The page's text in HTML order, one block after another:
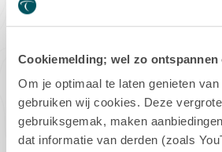
Cookiemelding; wel zo
Om je optimaal te laten genieten
gebruiken wij cookies. Deze
gebruiksgemak, maken
dat informatie van derden (zoals
€29,90
IN WINKELMAND